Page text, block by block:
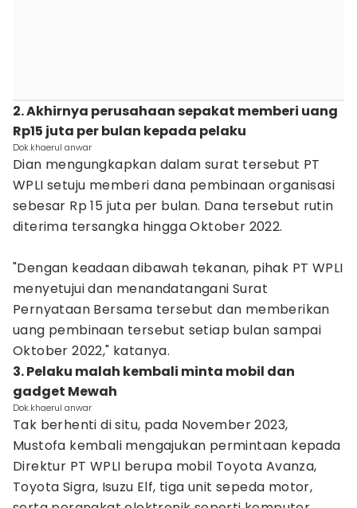
2. Akhirnya perusahaan sepakat memberi uang
Rp15 juta per bulan kepada pelaku
Dok.khaerul anwar
Dian mengungkapkan dalam surat tersebut PT
WPLI setuju memberi dana pembinaan organisasi
sebesar Rp 15 juta per bulan. Dana tersebut rutin
diterima tersangka hingga Oktober 2022.
"Dengan keadaan dibawah tekanan, pihak PT WPLI
menyetujui dan menandatangani Surat
Pernyataan Bersama tersebut dan memberikan
uang pembinaan tersebut setiap bulan sampai
Oktober 2022," katanya.
3. Pelaku malah kembali minta mobil dan
gadget Mewah
Dok.khaerul anwar
Tak berhenti di situ, pada November 2023,
Mustofa kembali mengajukan permintaan kepada
Direktur PT WPLI berupa mobil Toyota Avanza,
Toyota Sigra, Isuzu Elf, tiga unit sepeda motor,